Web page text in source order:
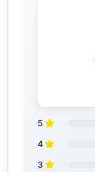
5
4
3